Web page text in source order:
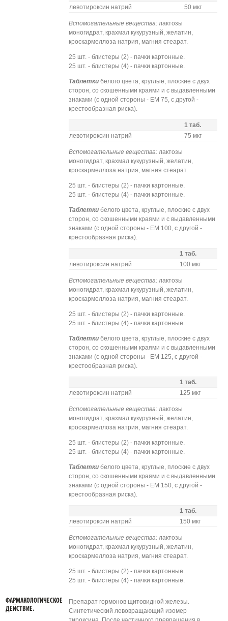
левотироксин натрий 50 мкг
Вспомогательные вещества: лактозы
моногидрат, крахмал кукурузный, желатин,
кроскармеллоза натрия, магния стеарат.
25 шт. - блистеры (2) - пачки картонные.
25 шт. - блистеры (4) - пачки картонные.
Таблеткибелого цвета, круглые, плоские с двух
сторон, со скошенными краями и с выдавленными
знаками (с одной стороны - ЕМ 75, с другой -
крестообразная риска).
1 таб.
левотироксин натрий
75 мкг
Вспомогательные вещества: лактозы
моногидрат, крахмал кукурузный, желатин,
кроскармеллоза натрия, магния стеарат.
25 шт. - блистеры (2) - пачки картонные.
25 шт. - блистеры (4) - пачки картонные.
Таблеткибелого цвета, круглые, плоские с двух
сторон, со скошенными краями и с выдавленными
знаками (с одной стороны - ЕМ 100, с другой -
крестообразная риска).
1 таб.
левотироксин натрий
100 мкг
Вспомогательные вещества: лактозы
моногидрат, крахмал кукурузный, желатин,
кроскармеллоза натрия, магния стеарат.
25 шт. - блистеры (2) - пачки картонные.
25 шт. - блистеры (4) - пачки картонные.
Таблеткибелого цвета, круглые, плоские с двух
сторон, со скошенными краями и с выдавленными
знаками (с одной стороны - ЕМ 125, с другой -
крестообразная риска).
1 таб.
левотироксин натрий
125 мкг
Вспомогательные вещества: лактозы
моногидрат, крахмал кукурузный, желатин,
кроскармеллоза натрия, магния стеарат.
25 шт. - блистеры (2) - пачки картонные.
25 шт. - блистеры (4) - пачки картонные.
Таблеткибелого цвета, круглые, плоские с двух
сторон, со скошенными краями и с выдавленными
знаками (с одной стороны - ЕМ 150, с другой -
крестообразная риска).
1 таб.
левотироксин натрий
150 мкг
Вспомогательные вещества: лактозы
моногидрат, крахмал кукурузный, желатин,
кроскармеллоза натрия, магния стеарат.
25 шт. - блистеры (2) - пачки картонные.
25 шт. - блистеры (4) - пачки картонные.
ФАРМАКОЛОГИЧЕСКОЕ
ДЕЙСТВИЕ.
Препарат гормонов щитовидной железы.
Синтетический левовращающий изомер